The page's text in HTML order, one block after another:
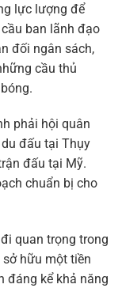
lực lượng để
ban lãnh đạo
đối ngân sách,
cầu thủ
phải hội quân
đấu tại Thụy
đấu tại Mỹ.
chuẩn bị cho
quan trọng trong
sở hữu một tiền
đáng kể khả năng